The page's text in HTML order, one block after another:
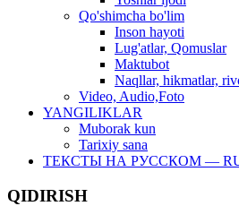
Qo'shimcha bo'lim
Inson hayoti
Lug'atlar, Qomuslar
Maktubot
Naqllar, hikmatlar,
Video, Audio,Foto
YANGILIKLAR
Muborak kun
Tarixiy sana
ТЕКСТЫ НА РУССКОМ —
QIDIRISH